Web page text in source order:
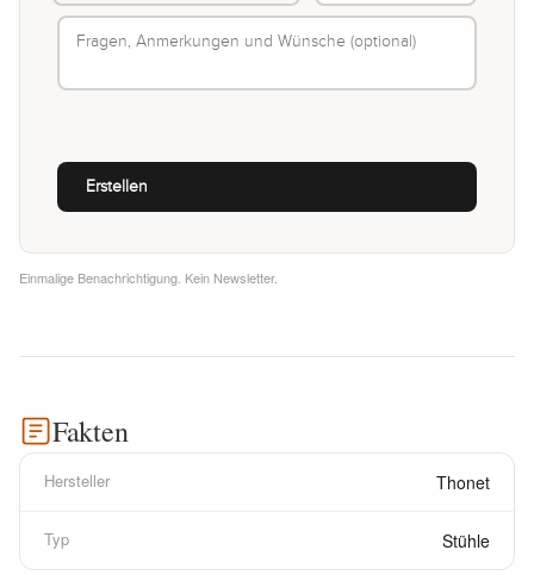
Einmalige Benachrichtigung. Kein Newsletter.
Fakten
Hersteller Thonet
Typ Stühle